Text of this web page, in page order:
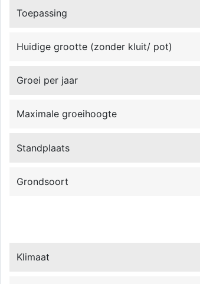
Toepassing
Huidige grootte (zonder kluit/ pot)
Groei per jaar
Maximale groeihoogte
Standplaats
Grondsoort
Klimaat